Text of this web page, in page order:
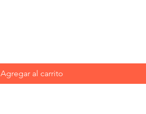
Agregar al carrito